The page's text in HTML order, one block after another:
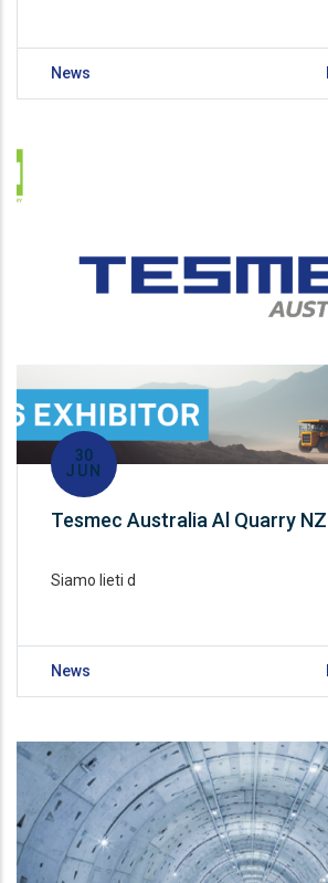
News
30
JUN
Tesmec Australia Al Quarry
Siamo lieti d
News